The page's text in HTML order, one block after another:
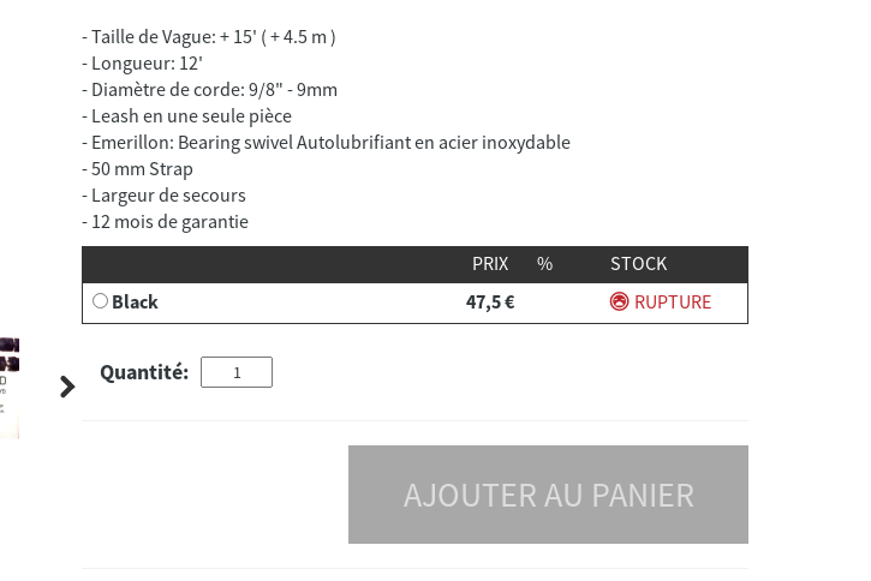
- Taille de Vague: + 15' ( + 4.5 m )
- Longueur: 12'
- Diamètre de corde: 9/8" - 9mm
- Leash en une seule pièce
- Emerillon: Bearing swivel Autolubrifiant en acier inoxydable
- 50 mm Strap
- Largeur de secours
PRIX
%
STOCK
Black
47,5 € RUPTURE
Quantité:
AJOUTER AU PANIER